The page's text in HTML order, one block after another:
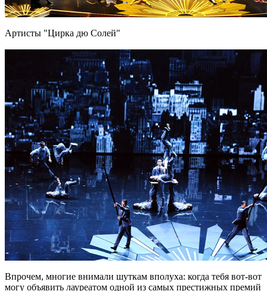
Артисты "Цирка дю Солей"
Впрочем, многие внимали шуткам вполуха: когда тебя вот-вот
могу объявить лауреатом одной из самых престижных премий